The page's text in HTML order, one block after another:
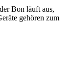
Bon läuft aus,
gehören zum